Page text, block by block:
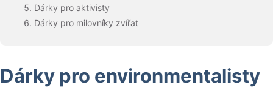
Dárky pro aktivisty
Dárky pro milovníky zvířat
Dárky pro environmentalisty